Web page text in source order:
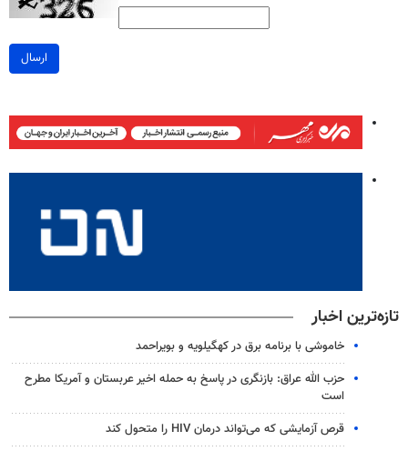
ارسال
تازه‌ترین اخبار
خاموشی با برنامه برق در کهگیلویه و بویراحمد
حزب الله عراق: بازنگری در پاسخ به حمله اخیر عربستان و آمریکا مطرح
است
قرص آزمایشی که می‌تواند درمان HIV را متحول کند